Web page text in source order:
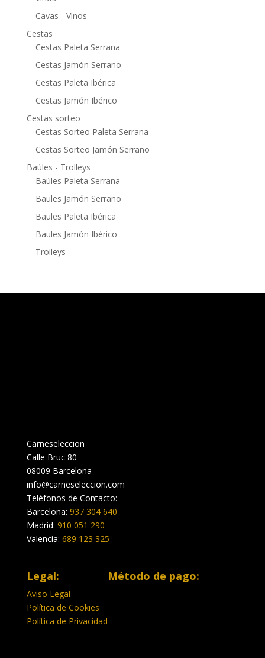
Cavas - Vinos
Cestas
Cestas Paleta Serrana
Cestas Jamón Serrano
Cestas Paleta Ibérica
Cestas Jamón Ibérico
Cestas sorteo
Cestas Sorteo Paleta Serrana
Cestas Sorteo Jamón Serrano
Baúles - Trolleys
Baúles Paleta Serrana
Baules Jamón Serrano
Baules Paleta Ibérica
Baules Jamón Ibérico
Trolleys
Carneseleccion
Calle Bruc 80
08009 Barcelona
info@carneseleccion.com
Teléfonos de Contacto:
Barcelona: 937 304 640
Madrid: 910 051 290
Valencia: 689 123 325
Legal:
Aviso Legal
Política de Cookies
Política de Privacidad
Método de pago: